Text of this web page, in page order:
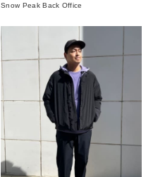
Snow Peak Back Office